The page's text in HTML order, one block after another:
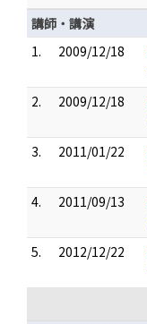
講師・講演
1.
2009/12/18
2.
2009/12/18
3.
2011/01/22
4.
2011/09/13
5.
2012/12/22